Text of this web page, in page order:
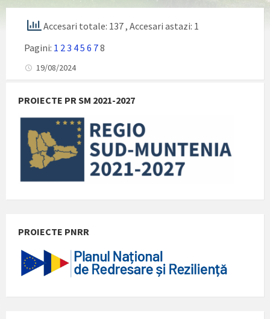
Accesari totale: 137, Accesari astazi: 1
Pagini: 1 2 3 45 6 78
19/08/2024
PROIECTE PR SM 2021-2027
PROIECTE PNRR